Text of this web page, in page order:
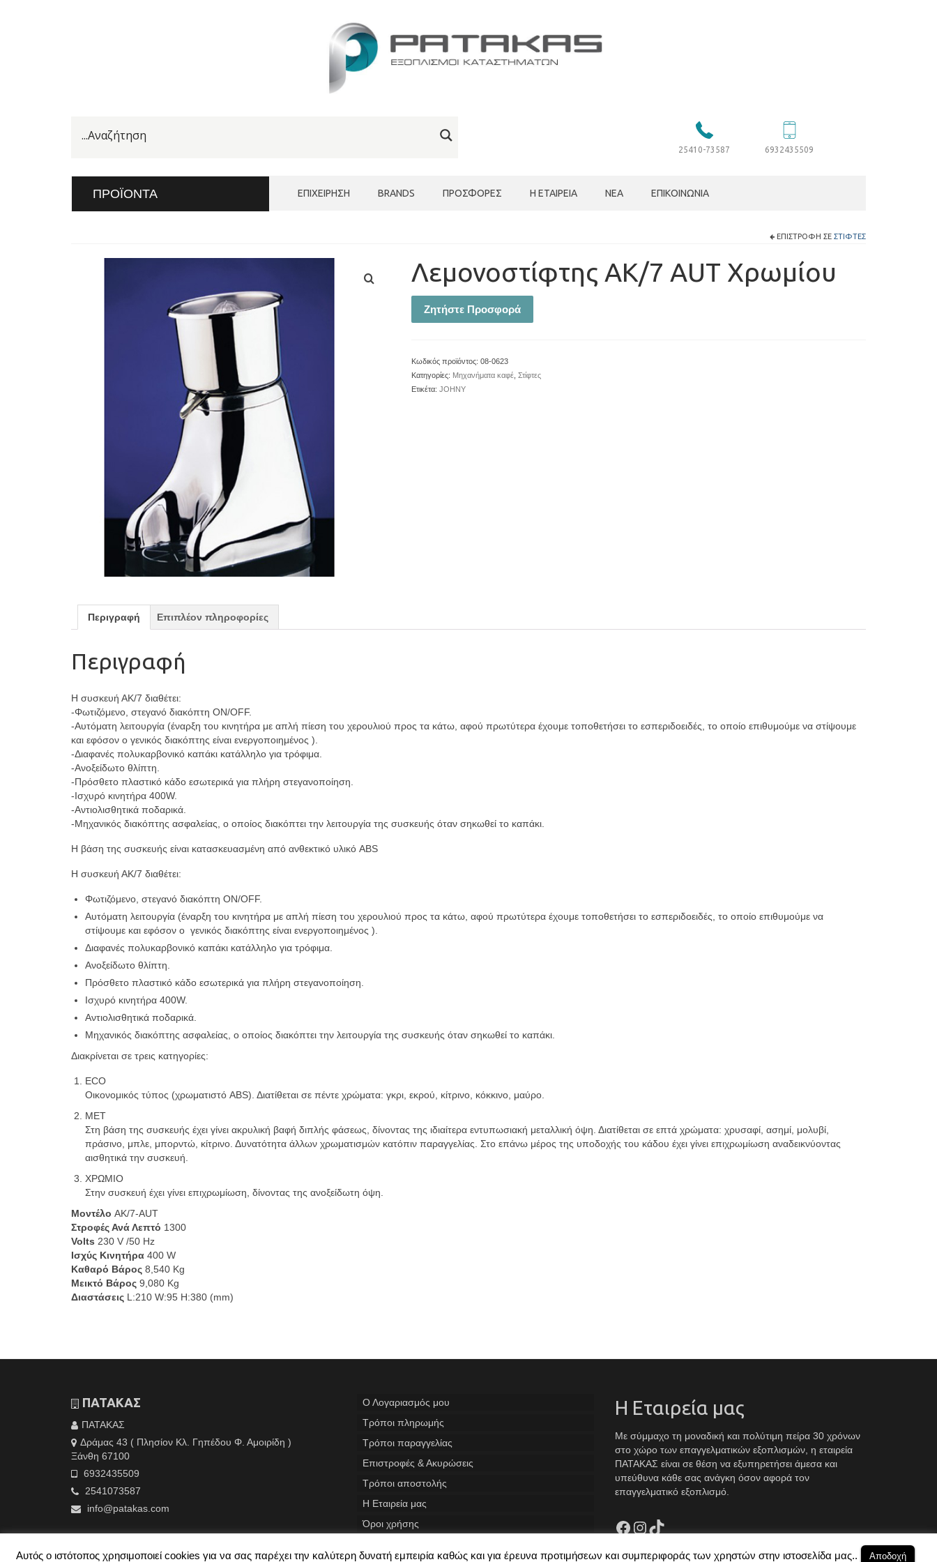
25410-73587 6932435509
ΠΡΟΪΌΝΤΑ ΕΠΙΧΕΊΡΗΣΗ BRANDS ΠΡΟΣΦΟΡΈΣ Η ΕΤΑΙΡΕΊΑ ΝΈΑ ΕΠΙΚΟΙΝΩΝΊΑ
ΕΠΙΣΤΡΟΦΉ ΣΕ ΣΤΊΦΤΕΣ
Λεμονοστίφτης ΑΚ/7 AUT Χρωμίου
Ζητήστε Προσφορά
Κωδικός προϊόντος: 08-0623
Κατηγορίες: Μηχανήματα καφέ, Στίφτες
Ετικέτα: JOHNY
Περιγραφή Επιπλέον πληροφορίες
Περιγραφή
Η συσκευή ΑΚ/7 διαθέτει:
-Φωτιζόμενο, στεγανό διακόπτη ON/OFF.
-Αυτόματη λειτουργία (έναρξη του κινητήρα με απλή πίεση του χερουλιού προς τα κάτω, αφού πρωτύτερα έχουμε τοποθετήσει το εσπεριδοειδές, το οποίο επιθυμούμε να στίψουμε
και εφόσον ο γενικός διακόπτης είναι ενεργοποιημένος ).
-Διαφανές πολυκαρβονικό καπάκι κατάλληλο για τρόφιμα.
-Ανοξείδωτο θλίπτη.
-Πρόσθετο πλαστικό κάδο εσωτερικά για πλήρη στεγανοποίηση.
-Ισχυρό κινητήρα 400W.
-Αντιολισθητικά ποδαρικά.
-Μηχανικός διακόπτης ασφαλείας, ο οποίος διακόπτει την λειτουργία της συσκευής όταν σηκωθεί το καπάκι.
Η βάση της συσκευής είναι κατασκευασμένη από ανθεκτικό υλικό ABS
Η συσκευή ΑΚ/7 διαθέτει:
Φωτιζόμενο, στεγανό διακόπτη ON/OFF.
Αυτόματη λειτουργία (έναρξη του κινητήρα με απλή πίεση του χερουλιού προς τα κάτω, αφού πρωτύτερα έχουμε τοποθετήσει το εσπεριδοειδές, το οποίο επιθυμούμε να
στίψουμε και εφόσον ο γενικός διακόπτης είναι ενεργοποιημένος ).
Διαφανές πολυκαρβονικό καπάκι κατάλληλο για τρόφιμα.
Ανοξείδωτο θλίπτη.
Πρόσθετο πλαστικό κάδο εσωτερικά για πλήρη στεγανοποίηση.
Ισχυρό κινητήρα 400W.
Αντιολισθητικά ποδαρικά.
Μηχανικός διακόπτης ασφαλείας, ο οποίος διακόπτει την λειτουργία της συσκευής όταν σηκωθεί το καπάκι.
Διακρίνεται σε τρεις κατηγορίες:
ECO
Οικονομικός τύπος (χρωματιστό ABS). Διατίθεται σε πέντε χρώματα: γκρι, εκρού, κίτρινο, κόκκινο, μαύρο.
ΜΕΤ
Στη βάση της συσκευής έχει γίνει ακρυλική βαφή διπλής φάσεως, δίνοντας της ιδιαίτερα εντυπωσιακή μεταλλική όψη. Διατίθεται σε επτά χρώματα: χρυσαφί, ασημί, μολυβί,
πράσινο, μπλε, μπορντώ, κίτρινο. Δυνατότητα άλλων χρωματισμών κατόπιν παραγγελίας. Στο επάνω μέρος της υποδοχής του κάδου έχει γίνει επιχρωμίωση αναδεικνύοντας
αισθητικά την συσκευή.
ΧΡΩΜΙΟ
Στην συσκευή έχει γίνει επιχρωμίωση, δίνοντας της ανοξείδωτη όψη.
Μοντέλο AK/7-AUT
Στροφές Ανά Λεπτό 1300
Volts 230 V /50 Hz
Ισχύς Κινητήρα 400 W
Καθαρό Βάρος 8,540 Kg
Μεικτό Βάρος 9,080 Kg
Διαστάσεις L:210 W:95 Η:380 (mm)
ΠΑΤΑΚΑΣ
ΠΑΤΑΚΑΣ
Δράμας 43 ( Πλησίον Κλ. Γηπέδου Φ. Αμοιρίδη )
Ξάνθη 67100
6932435509
2541073587
info@patakas.com
Ο Λογαριασμός μου
Tρόποι πληρωμής
Τρόποι παραγγελίας
Επιστροφές & Ακυρώσεις
Τρόποι αποστολής
Η Εταιρεία μας
Όροι χρήσης
Η Εταιρεία μας
Με σύμμαχο τη μοναδική και πολύτιμη πείρα 30 χρόνων
στο χώρο των επαγγελματικών εξοπλισμών, η εταιρεία
ΠΑΤΑΚΑΣ είναι σε θέση να εξυπηρετήσει άμεσα και
υπεύθυνα κάθε σας ανάγκη όσον αφορά τον
επαγγελματικό εξοπλισμό.
Facebook
Instagram
TikTok
Αυτός ο ιστότοπος χρησιμοποιεί cookies για να σας παρέχει την καλύτερη δυνατή εμπειρία καθώς και για έρευνα προτιμήσεων και συμπεριφοράς των χρηστών στην ιστοσελίδα μας.. Αποδοχή